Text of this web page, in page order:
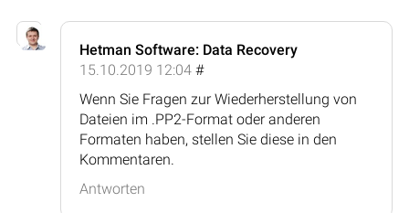
Hetman Software: Data Recovery
15.10.2019 12:04 #
Wenn Sie Fragen zur Wiederherstellung von
Dateien im .PP2-Format oder anderen
Formaten haben, stellen Sie diese in den
Kommentaren.
Antworten